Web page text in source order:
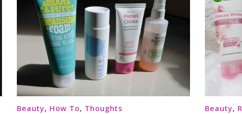
Beauty, How To, Thoughts Beauty,